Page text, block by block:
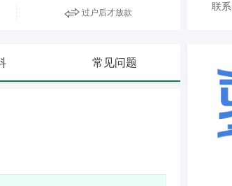
过户后才放款
常见问题
联